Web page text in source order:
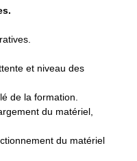
et niveau des
de la formation.
du matériel,
du matériel